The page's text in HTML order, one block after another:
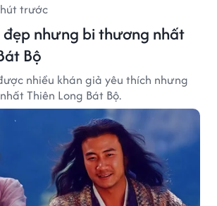
trước
đẹp nhưng bi thương nhất
Bộ
nhiều khán giả yêu thích nhưng
Thiên Long Bát Bộ.